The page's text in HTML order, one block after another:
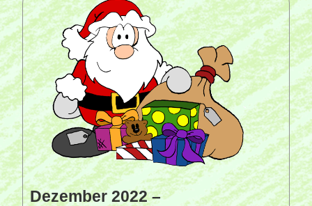
Dezember 2022 –